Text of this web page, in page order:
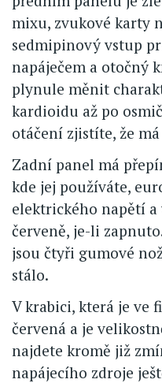
mixu, zvukové karty
sedmipinový vstup
napáječem a otočný
plynule měnit
kardioidu až po
otáčení zjistíte, že
Zadní panel má
kde jej používáte,
elektrického napětí
červeně, je-li
jsou čtyři gumové
stálo.
V krabici, která je ve
červená a je
najdete kromě již
napájecího zdroje